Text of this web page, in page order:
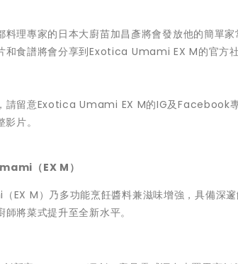
料理專家的日本大廚苗加昌彥將會發放他的簡單
和食譜將會分享到Exotica Umami EX M的官方
請留意Exotica Umami EX M的IG及Facebook
片。
（EX M）
EX M）乃多功能烹飪醬料兼滋味增強，具備深
將菜式提升至全新水平。